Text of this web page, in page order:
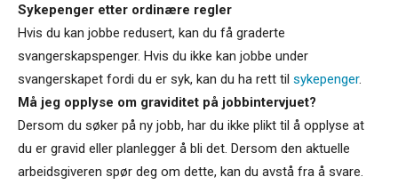
Sykepenger etter ordinære regler
Hvis du kan jobbe redusert, kan du få graderte
svangerskapspenger. Hvis du ikke kan jobbe under
svangerskapet fordi du er syk, kan du ha rett til sykepenger.
Må jeg opplyse om graviditet på jobbintervjuet?
Dersom du søker på ny jobb, har du ikke plikt til å opplyse at
du er gravid eller planlegger å bli det. Dersom den aktuelle
arbeidsgiveren spør deg om dette, kan du avstå fra å svare.